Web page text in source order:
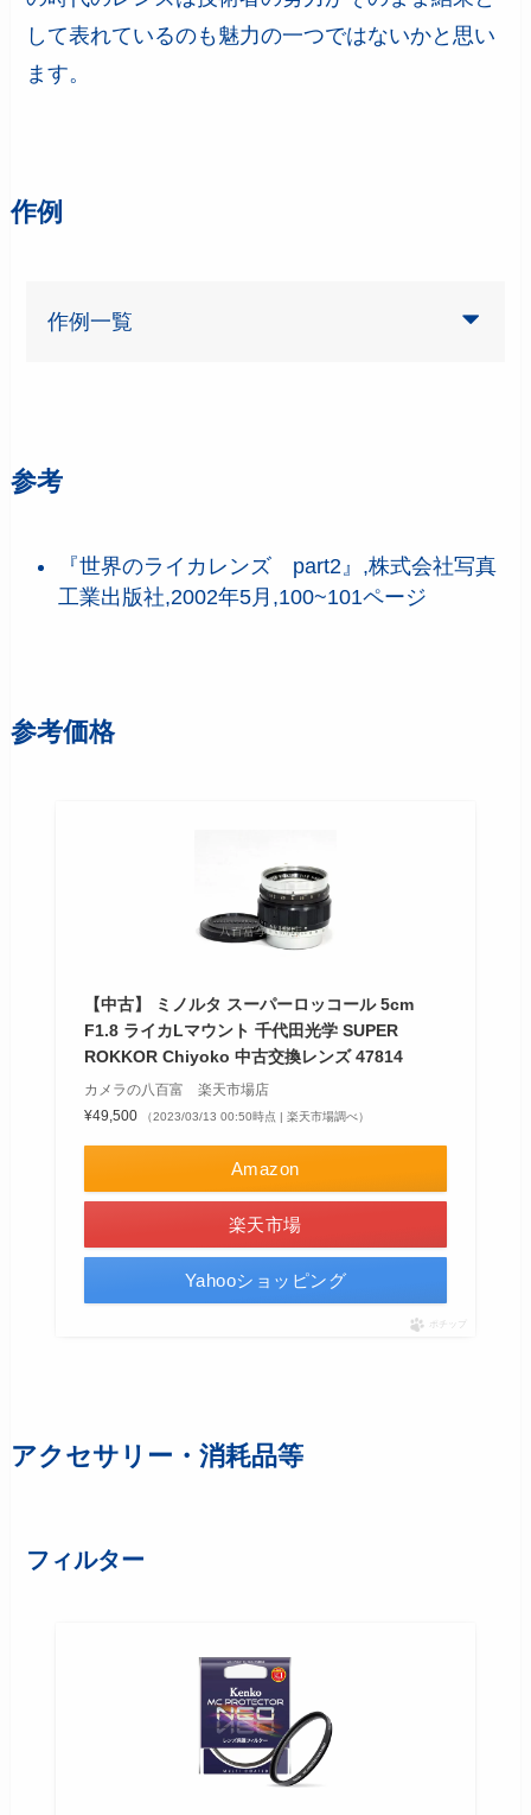
して表れているのも魅力の一つではないかと思い
ます。
作例
作例一覧
参考
『世界のライカレンズ part2』,株式会社写真
工業出版社,2002年5月,100~101ページ
参考価格
【中古】 ミノルタ スーパーロッコール 5cm
F1.8 ライカLマウント 千代田光学 SUPER
ROKKOR Chiyoko 中古交換レンズ 47814
カメラの八百富 楽天市場店
¥49,500
（2023/03/13 00:50時点 | 楽天市場調べ）
Amazon
楽天市場
Yahooショッピング
ポチップ
アクセサリー・消耗品等
フィルター